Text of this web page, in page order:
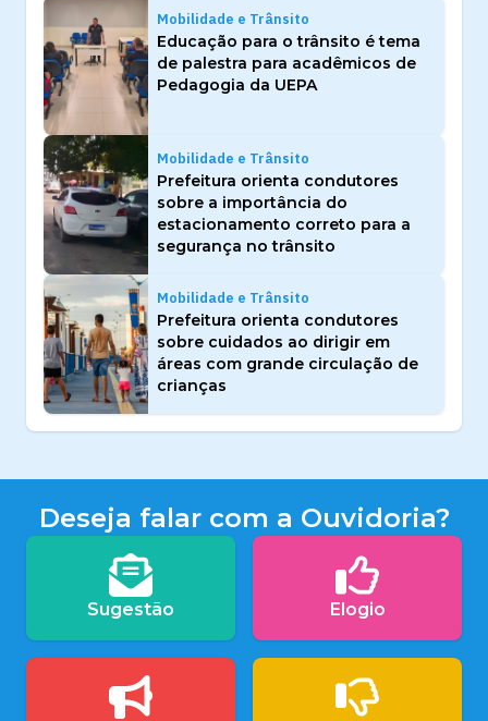
Mobilidade e Trânsito
Educação para o trânsito é tema
de palestra para acadêmicos de
Pedagogia da UEPA
Mobilidade e Trânsito
Prefeitura orienta condutores
sobre a importância do
estacionamento correto para a
segurança no trânsito
Mobilidade e Trânsito
Prefeitura orienta condutores
sobre cuidados ao dirigir em
áreas com grande circulação de
crianças
Deseja falar com a Ouvidoria?
Sugestão Elogio